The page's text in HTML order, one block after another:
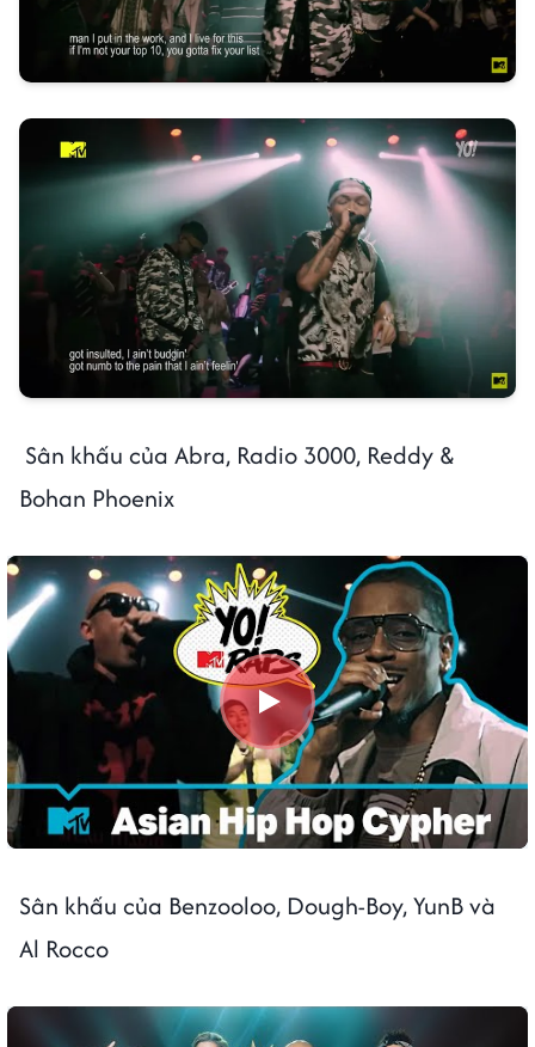
Sân khấu của Abra, Radio 3000, Reddy &
Bohan Phoenix
Sân khấu của Benzooloo, Dough-Boy, YunB và
Al Rocco